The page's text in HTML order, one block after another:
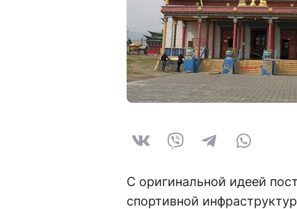
С оригинальной идеей
спортивной